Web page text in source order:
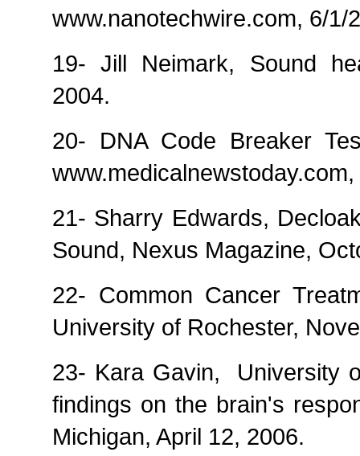
www.nanotechwire.com, 6/1/
19- Jill Neimark, Sound
2004.
20- DNA Code Breaker
21- Sharry Edwards,
Sound, Nexus Magazine,
22- Common Cancer
University of Rochester,
23- Kara Gavin,
University
findings on the brain's
Michigan, April 12, 2006.